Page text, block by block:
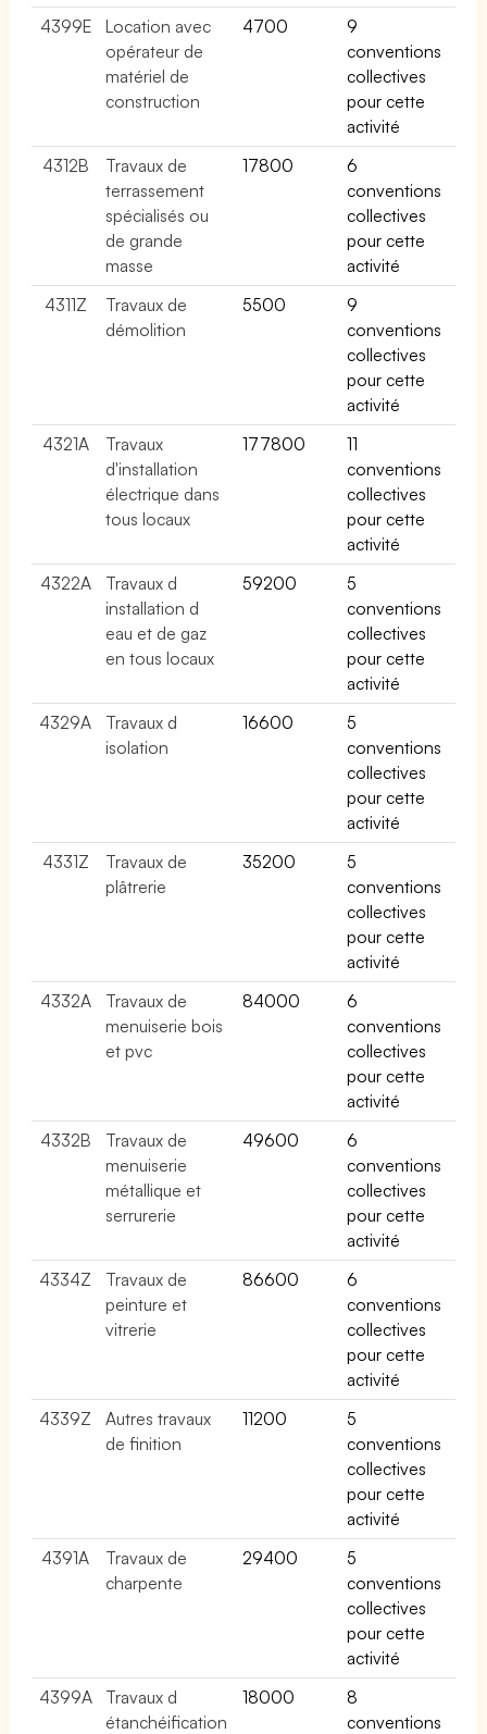
4399E
Location avec
opérateur de
matériel de
construction
4700
9
conventions
collectives
pour cette
activité
4312B
Travaux de
terrassement
spécialisés ou
de grande
masse
17800
6
conventions
collectives
pour cette
activité
4311Z
Travaux de
démolition
5500
9
conventions
collectives
pour cette
activité
4321A
Travaux
d'installation
électrique dans
tous locaux
177800
11
conventions
collectives
pour cette
activité
4322A
Travaux d
installation d
eau et de gaz
en tous locaux
59200
5
conventions
collectives
pour cette
activité
4329A
Travaux d
isolation
16600
5
conventions
collectives
pour cette
activité
4331Z
Travaux de
plâtrerie
35200
5
conventions
collectives
pour cette
activité
4332A
Travaux de
menuiserie bois
et pvc
84000
6
conventions
collectives
pour cette
activité
4332B
Travaux de
menuiserie
métallique et
serrurerie
49600
6
conventions
collectives
pour cette
activité
4334Z
Travaux de
peinture et
vitrerie
86600
6
conventions
collectives
pour cette
activité
4339Z
Autres travaux
de finition
11200
5
conventions
collectives
pour cette
activité
4391A
Travaux de
charpente
29400
5
conventions
collectives
pour cette
activité
4399A
Travaux d
étanchéification
18000
8
conventions